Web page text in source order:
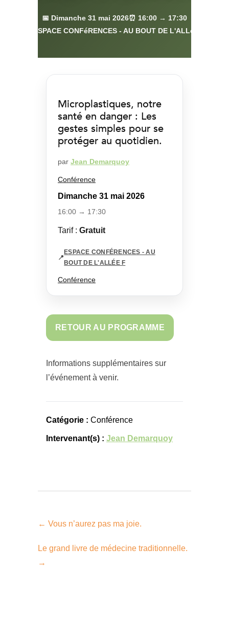
📅 Dimanche 31 mai 2026⏰ 16:00 → 17:30
📍 ESPACE CONFéRENCES - AU BOUT DE L'ALLéE F
Microplastiques, notre
santé en danger : Les
gestes simples pour se
protéger au quotidien.
par Jean Demarquoy
Conférence
Dimanche 31 mai 2026
16:00 → 17:30
Tarif : Gratuit
📍
ESPACE CONFÉRENCES - AU
BOUT DE L'ALLÉE F
Conférence
RETOUR AU PROGRAMME
Informations supplémentaires sur
l’événement à venir.
Catégorie : Conférence
Intervenant(s) : Jean Demarquoy
← Vous n’aurez pas ma joie.
Le grand livre de médecine traditionnelle.
→